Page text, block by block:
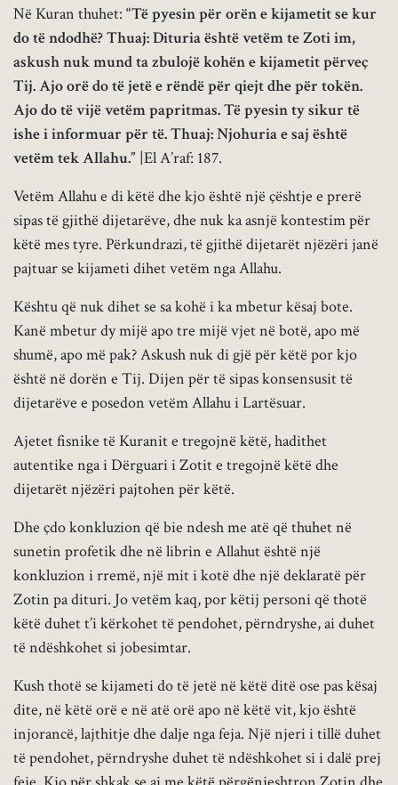
Në Kuran thuhet: “Të pyesin për orën e kijametit se kur
do të ndodhë? Thuaj: Dituria është vetëm te Zoti im,
askush nuk mund ta zbulojë kohën e kijametit përveç
Tij. Ajo orë do të jetë e rëndë për qiejt dhe për tokën.
Ajo do të vijë vetëm papritmas. Të pyesin ty sikur të
ishe i informuar për të. Thuaj: Njohuria e saj është
vetëm tek Allahu.” |El A’raf: 187.
Vetëm Allahu e di këtë dhe kjo është një çështje e prerë
sipas të gjithë dijetarëve, dhe nuk ka asnjë kontestim për
këtë mes tyre. Përkundrazi, të gjithë dijetarët njëzëri janë
pajtuar se kijameti dihet vetëm nga Allahu.
Kështu që nuk dihet se sa kohë i ka mbetur kësaj bote.
Kanë mbetur dy mijë apo tre mijë vjet në botë, apo më
shumë, apo më pak? Askush nuk di gjë për këtë por kjo
është në dorën e Tij. Dijen për të sipas konsensusit të
dijetarëve e posedon vetëm Allahu i Lartësuar.
Ajetet fisnike të Kuranit e tregojnë këtë, hadithet
autentike nga i Dërguari i Zotit e tregojnë këtë dhe
dijetarët njëzëri pajtohen për këtë.
Dhe çdo konkluzion që bie ndesh me atë që thuhet në
sunetin profetik dhe në librin e Allahut është një
konkluzion i rremë, një mit i kotë dhe një deklaratë për
Zotin pa dituri. Jo vetëm kaq, por këtij personi që thotë
këtë duhet t’i kërkohet të pendohet, përndryshe, ai duhet
të ndëshkohet si jobesimtar.
Kush thotë se kijameti do të jetë në këtë ditë ose pas kësaj
dite, në këtë orë e në atë orë apo në këtë vit, kjo është
injorancë, lajthitje dhe dalje nga feja. Një njeri i tillë duhet
të pendohet, përndryshe duhet të ndëshkohet si i dalë prej